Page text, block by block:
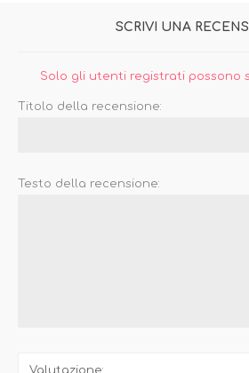
SCRIVI UNA
Solo gli utenti registrati possono
Titolo della recensione:
Testo della recensione: